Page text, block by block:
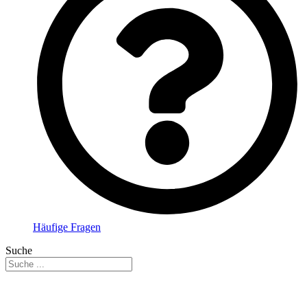
Häufige Fragen
Suche